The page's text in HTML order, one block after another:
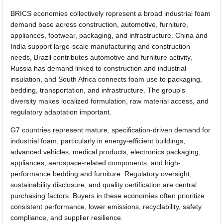
BRICS economies collectively represent a broad industrial foam
demand base across construction, automotive, furniture,
appliances, footwear, packaging, and infrastructure. China and
India support large-scale manufacturing and construction
needs, Brazil contributes automotive and furniture activity,
Russia has demand linked to construction and industrial
insulation, and South Africa connects foam use to packaging,
bedding, transportation, and infrastructure. The group's
diversity makes localized formulation, raw material access, and
regulatory adaptation important.
G7 countries represent mature, specification-driven demand for
industrial foam, particularly in energy-efficient buildings,
advanced vehicles, medical products, electronics packaging,
appliances, aerospace-related components, and high-
performance bedding and furniture. Regulatory oversight,
sustainability disclosure, and quality certification are central
purchasing factors. Buyers in these economies often prioritize
consistent performance, lower emissions, recyclability, safety
compliance, and supplier resilience.